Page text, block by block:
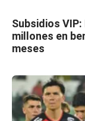
Subsidios
millones en
meses